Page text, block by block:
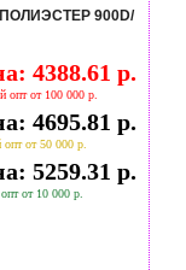
900D/
4388.61 р.
опт от 100 000 р.
4695.81 р.
опт от 50 000 р.
5259.31 р.
от 10 000 р.